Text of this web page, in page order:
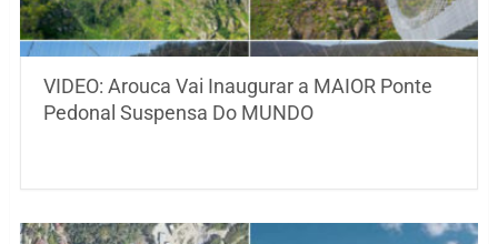
VIDEO: Arouca Vai Inaugurar a MAIOR Ponte
Pedonal Suspensa Do MUNDO